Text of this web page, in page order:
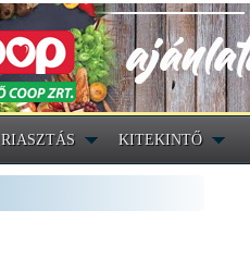
RIASZTÁS KITEKINTŐ